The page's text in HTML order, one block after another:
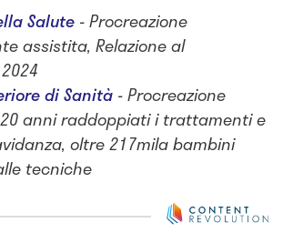
Salute - Procreazione
assistita, Relazione al
di Sanità - Procreazione
anni raddoppiati i trattamenti e
oltre 217mila bambini
tecniche